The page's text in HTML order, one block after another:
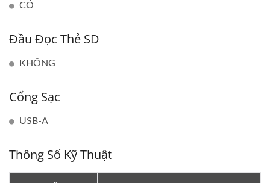
CÓ
Đầu Đọc Thẻ SD
KHÔNG
Cổng Sạc
USB-A
Thông Số Kỹ Thuật